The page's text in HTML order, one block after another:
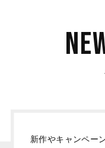
新作やキャンペー